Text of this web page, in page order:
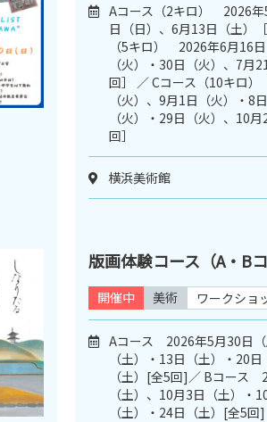
Aコース（2キロ） 2026年
日（日）、6月13日（土）
（5キロ） 2026年6月16
（火）・30日（火）、7月
回］ ／ Cコース（10キロ
（火）、9月1日（火）・8
（火）・29日（火）、10
回］
横浜美術館
版画体験コース（A・Bコ
開催中 美術 ワークショ
Aコース 2026年5月30日（
（土）・13日（土）・20
（土）[全5回]／ Bコース
（土）、10月3日（土）・
（土）・24日（土）[全5回]